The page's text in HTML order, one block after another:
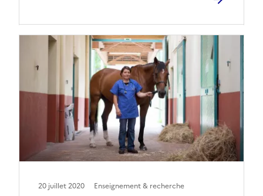
20 juillet 2020 Enseignement & recherche